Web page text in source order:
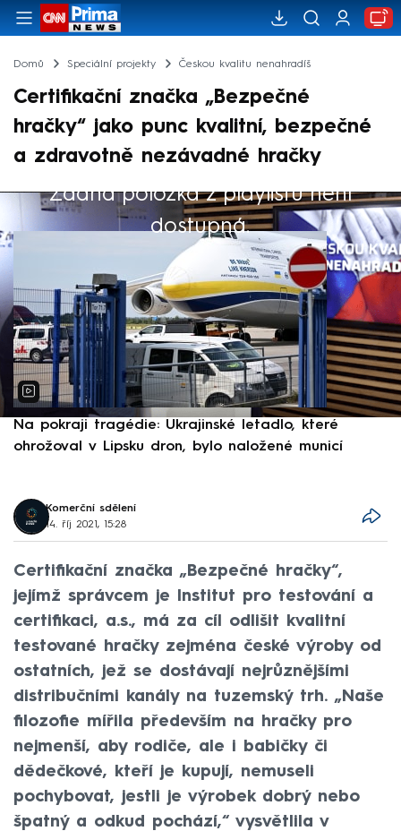
Domů Speciální projekty Českou kvalitu nenahradíš
Certifikační značka „Bezpečné
hračky“ jako punc kvalitní, bezpečné
a zdravotně nezávadné hračky
Žádná položka z playlistu není
dostupná.
Výběr redakce
Na pokraji tragédie: Ukrajinské letadlo, které
ohrožoval v Lipsku dron, bylo naložené municí
Komerční sdělení
14. říj 2021, 15:28
Certifikační značka „Bezpečné hračky“,
jejímž správcem je Institut pro testování a
certifikaci, a.s., má za cíl odlišit kvalitní
testované hračky zejména české výroby od
ostatních, jež se dostávají nejrůznějšími
distribučními kanály na tuzemský trh. „Naše
filozofie mířila především na hračky pro
nejmenší, aby rodiče, ale i babičky či
dědečkové, kteří je kupují, nemuseli
pochybovat, jestli je výrobek dobrý nebo
špatný a odkud pochází,“ vysvětlila v